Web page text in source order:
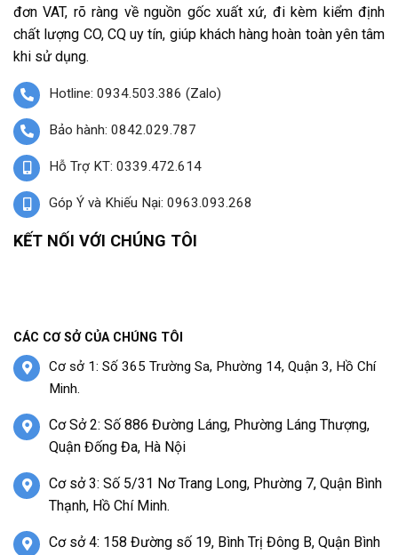
đơn VAT, rõ ràng về nguồn gốc xuất xứ, đi kèm kiểm định
chất lượng CO, CQ uy tín, giúp khách hàng hoàn toàn yên tâm
khi sử dụng.
Hotline: 0934.503.386 (Zalo)
Bảo hành: 0842.029.787
Hỗ Trợ KT: 0339.472.614
Góp Ý và Khiếu Nại: 0963.093.268
KẾT NỐI VỚI CHÚNG TÔI
CÁC CƠ SỞ CỦA CHÚNG TÔI
Cơ sở 1: Số 365 Trường Sa, Phường 14, Quận 3, Hồ Chí
Minh.
Cơ Sở 2: Số 886 Đường Láng, Phường Láng Thượng,
Quận Đống Đa, Hà Nội
Cơ sở 3: Số 5/31 Nơ Trang Long, Phường 7, Quận Bình
Thạnh, Hồ Chí Minh.
Cơ sở 4: 158 Đường số 19, Bình Trị Đông B, Quận Bình